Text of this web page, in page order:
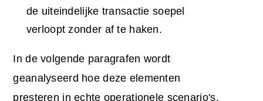
de uiteindelijke transactie soepel
verloopt zonder af te haken.
In de volgende paragrafen wordt
geanalyseerd hoe deze elementen
presteren in echte operationele scenario's.